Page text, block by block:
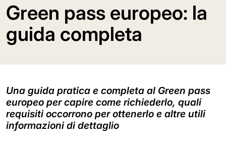
Green pass europeo: la
guida completa
Una guida pratica e completa al Green pass
europeo per capire come richiederlo, quali
requisiti occorrono per ottenerlo e altre utili
informazioni di dettaglio